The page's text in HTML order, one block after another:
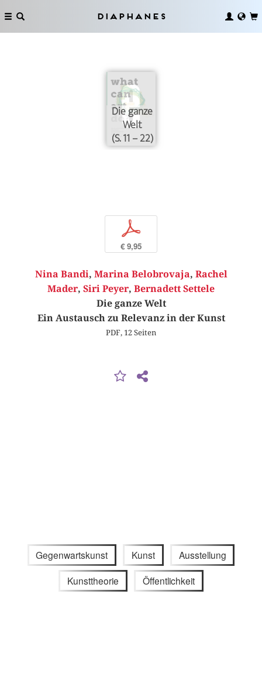
Diaphanes
Die ganze
Welt
(S. 11 – 22)
p
€ 9,95
Nina Bandi, Marina Belobrovaja, Rachel
Mader, Siri Peyer, Bernadett Settele
Die ganze Welt
Ein Austausch zu Relevanz in der Kunst
PDF, 12 Seiten
Gegenwartskunst Kunst Ausstellung
Kunsttheorie Öffentlichkeit